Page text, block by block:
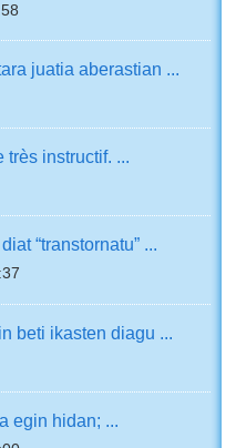
juatia aberastian ...
très instructif. ...
“transtornatu” ...
beti ikasten diagu ...
egin hidan; ...